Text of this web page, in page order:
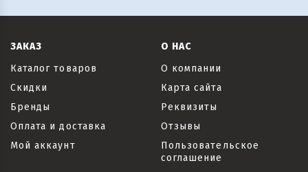
ЗАКАЗ
Каталог товаров
Скидки
Бренды
Оплата и доставка
Мой аккаунт
О НАС
О компании
Карта сайта
Реквизиты
Отзывы
Пользовательское
соглашение